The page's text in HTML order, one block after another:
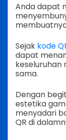
Anda dapat
Sejak kode
dapat
keseluruhan
sama.
Dengan
estetika
menyadari
QR di